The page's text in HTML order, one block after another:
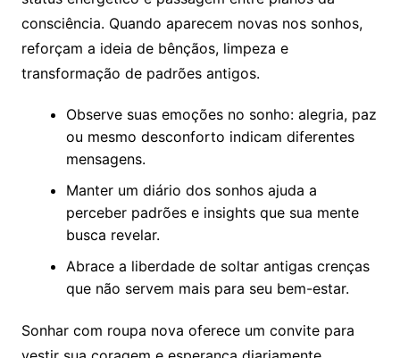
consciência. Quando aparecem novas nos sonhos,
reforçam a ideia de bênçãos, limpeza e
transformação de padrões antigos.
Observe suas emoções no sonho: alegria, paz
ou mesmo desconforto indicam diferentes
mensagens.
Manter um diário dos sonhos ajuda a
perceber padrões e insights que sua mente
busca revelar.
Abrace a liberdade de soltar antigas crenças
que não servem mais para seu bem-estar.
Sonhar com roupa nova oferece um convite para